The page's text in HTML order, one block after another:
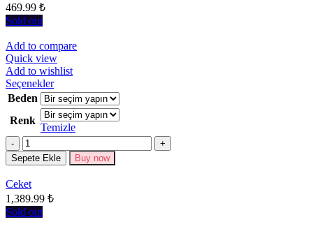
469.99 ₺
Sold out
Add to compare
Quick view
Add to wishlist
SeçeneklerBu
ürünün
birden
fazla
varyasyonu
Seçenekler
seçilebilir
Beden
Renk
Temizle
Miktar
Sepete Ekle Buy now
Ceket
1,389.99 ₺
Sold out